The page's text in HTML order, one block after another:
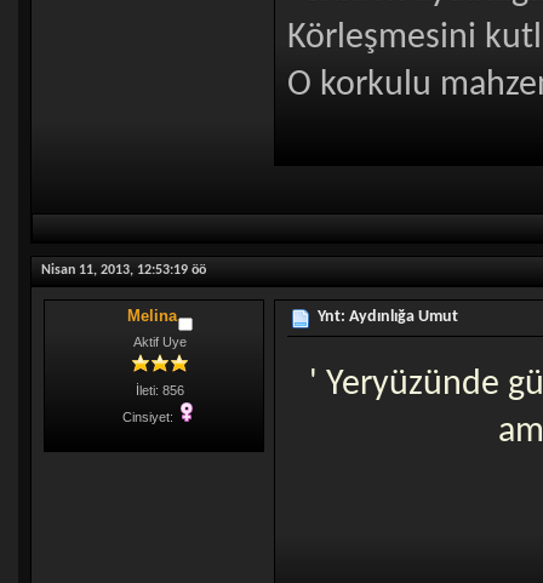
Körleşmesini
O korkulu
Nisan 11, 2013, 12:53:19 öö
Melina
Aktif Uye
İleti: 856
Cinsiyet:
Ynt: Aydınlığa Umut
' Yeryüzünde